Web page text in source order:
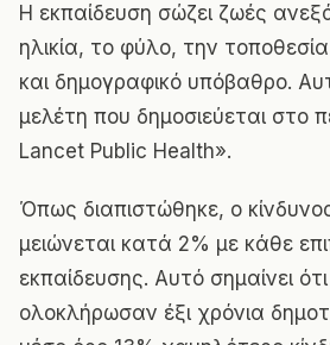
Η εκπαίδευση σώζει ζωές
ηλικία, το φύλο, την τοποθεσία
και δημογραφικό υπόβαθρο.
μελέτη που δημοσιεύεται στο
Lancet Public Health».
Όπως διαπιστώθηκε, ο
μειώνεται κατά 2% με κάθε
εκπαίδευσης. Αυτό σημαίνει
ολοκλήρωσαν έξι χρόνια